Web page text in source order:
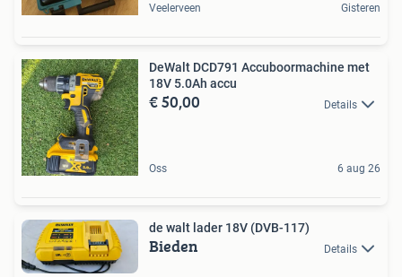
Veelerveen Gisteren
DeWalt DCD791 Accuboormachine met
18V 5.0Ah accu
€ 50,00 Details
Oss 6 aug 26
de walt lader 18V (DVB-117)
Bieden Details